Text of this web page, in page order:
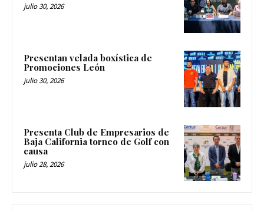
julio 30, 2026
Presentan velada boxística de
Promociones León
julio 30, 2026
Presenta Club de Empresarios de
Baja California torneo de Golf con
causa
julio 28, 2026